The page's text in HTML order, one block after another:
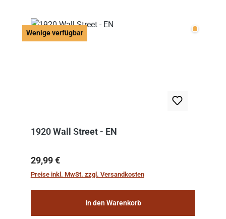
Wenige verfügbar Wenige
1920 Wall Street - EN
Regulärer Preis:
29,99 €
Preise inkl. MwSt. zzgl. Versandkosten
In den Warenkorb